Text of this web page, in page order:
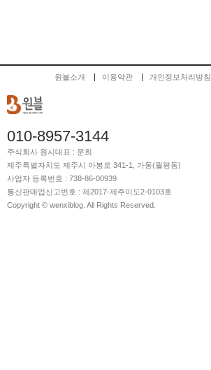
원블소개 이용약관 개인정보처리방침
010-8957-3144
주식회사 원시대표 : 문희
제주특별자치도 제주시 아봉로 341-1, 가동(월평동)
사업자 등록번호 : 738-86-00939
통신판매업신고번호 : 제2017-제주이도2-0103호
Copyright © wenxiblog. All Rights Reserved.